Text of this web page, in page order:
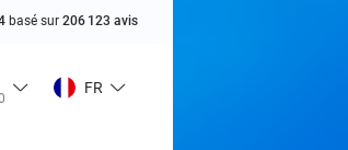
basé sur 206 123 avis
FR